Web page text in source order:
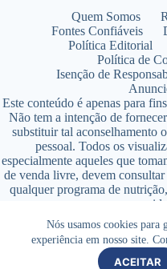
Nós usamos cookies para
experiência em nosso site.
ACEITAR
Quem Somos
Fontes Confiáveis
Política Editorial
Política de
Isenção de
Este conteúdo é apenas para
Não tem a intenção de
substituir tal aconselhamento
pessoal. Todos os
especialmente aqueles que
de venda livre, devem
qualquer programa de
vida.
Copyright © 2026 -
VKCF Soluções Digitais Ltda
- Contato +55 (65) 99813-